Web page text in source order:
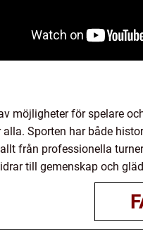
möjligheter för spelare
Sporten har både
från professionella
till gemenskap och